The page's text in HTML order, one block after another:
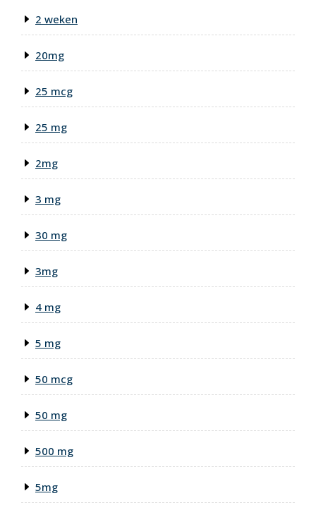
2 weken
20mg
25 mcg
25 mg
2mg
3 mg
30 mg
3mg
4 mg
5 mg
50 mcg
50 mg
500 mg
5mg